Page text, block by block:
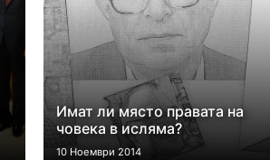
Имат ли място правата на
човека в исляма?
10 Ноември 2014